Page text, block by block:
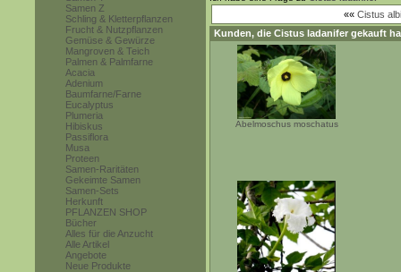
Samen Z
Schling & Kletterpflanzen
Frucht & Nutzpflanzen
Gemüse & Gewürze
Mangroven & Teich
Palmen & Palmfarne
Acacia
Adenium
Baumfarne/Farne
Eucalyptus
Plumeria
Hibiskus
Passiflora
Musa
Proteen
Samen-Raritäten
Gekeimte Samen
Samen-Sets
Herkunft
PFLANZEN SHOP
Bücher
Alles für die Anzucht
Alle Artikel
Angebote
Neue Produkte
«« Cistus
Kunden, die Cistus ladanifer gekauft
Abelmoschus moschatus